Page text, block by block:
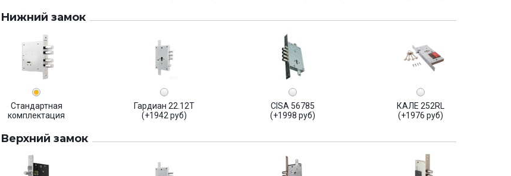
Нижний замок
Стандартная
комплектация
Гардиан 22.12Т
(+1942 руб)
CISA 56785
(+1998 руб)
КАЛЕ 252RL
(+1976 руб)
Верхний замок